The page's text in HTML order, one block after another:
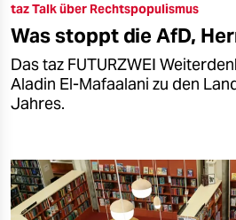
taz Talk über Rechtspopulismus
Was stoppt die AfD,
Das taz FUTURZWEI
Aladin El-Mafaalani zu den
Jahres.